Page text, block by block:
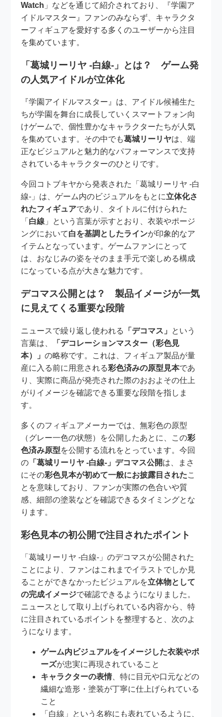
Watch 」などを通じて紹介されており、『学園ア
イドルマスター』ファンのみならず、キャラクタ
ーフィギュアを愛好する多くのユーザーから注目
を集めています。
「葛城リーリヤ -白線-」とは？ ゲーム発
の人気アイドルが立体化
『学園アイドルマスター』は、アイドル候補生た
ちが学園を舞台に成長していくスマートフォン向
けゲームで、個性豊かなキャラクターたちが人気
を集めています。その中でも葛城リーリヤは、端
正なビジュアルと魅力的なパフォーマンスで支持
されているキャラクターのひとりです。
今回コトブキヤから発表された「葛城リーリヤ -白
線-」は、ゲーム内のビジュアルをもとに立体化さ
れたフィギュアであり、タイトルに付けられた
「 白線 」という言葉が示すとおり、衣装やポージ
ングにおいて白を基調としたラインが印象的なア
イテムとなっています。ゲームファンにとって
は、おなじみの姿をそのまま手元で楽しめる構成
になっている点が大きな魅力です。
デコマス公開とは？ 製品イメージが一気
に見えてくる重要な段階
ニュースで繰り返し使われる 「デコマス」 という
言葉は、
「デコレーションマスター（彩色見
本）」の略称です。これは、フィギュア製品が量
産に入る前に用意される彩色済みの原型見本であ
り、実際に商品が発売された際のおおよその仕上
がりイメージを確認できる重要な段階を指しま
す。
多くのフィギュアメーカーでは、無彩色の原型
（グレー一色の状態）を公開したあとに、この彩
色済み原型を公開する流れをとっています。今回
の 「葛城リーリヤ -白線-」デコマス公開は、まさ
にその彩色見本が初めて一般にお披露目されたこ
とを意味しており、ファンが実際の色合いや質
感、細部の塗装などを確認できるタイミングとな
ります。
彩色見本の初公開で注目されたポイント
「葛城リーリヤ -白線-」のデコマスが公開された
ことにより、ファンはこれまでイラストでしか見
ることができなかったビジュアルを立体物として
の完成イメージで確認できるようになりました。
ニュースとして取り上げられている内容から、特
に注目されているポイントを整理すると、次のよ
うになります。
ゲーム内ビジュアルをイメージした衣装やポ
ーズが忠実に再現されていること
キャラクターの表情、特に目元や口元などの
繊細な造形・塗装が丁寧に仕上げられている
こと
「白線」という名称にも表れているように、